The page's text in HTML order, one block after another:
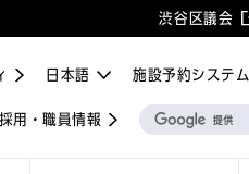
渋谷区議会
施設予約システム
採用・職員情報